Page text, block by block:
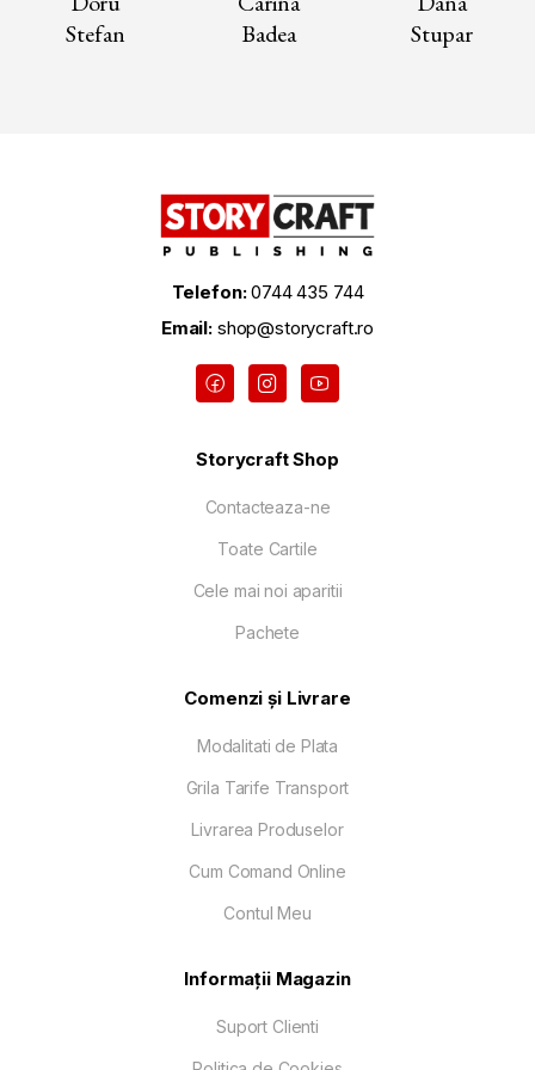
Stefan
Badea
Stupar
Telefon: 0744 435 744
Email: shop@storycraft.ro
Storycraft Shop
Contacteaza-ne
Toate Cartile
Cele mai noi aparitii
Pachete
Comenzi și Livrare
Modalitati de Plata
Grila Tarife Transport
Livrarea Produselor
Cum Comand Online
Contul Meu
Informații Magazin
Suport Clienti